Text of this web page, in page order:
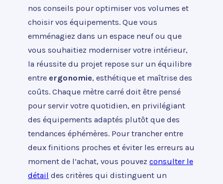
nos conseils pour optimiser vos volumes et
choisir vos équipements. Que vous
emménagiez dans un espace neuf ou que
vous souhaitiez moderniser votre intérieur,
la réussite du projet repose sur un équilibre
entre ergonomie, esthétique et maîtrise des
coûts. Chaque mètre carré doit être pensé
pour servir votre quotidien, en privilégiant
des équipements adaptés plutôt que des
tendances éphémères. Pour trancher entre
deux finitions proches et éviter les erreurs au
moment de l’achat, vous pouvez consulter le
détail des critères qui distinguent un